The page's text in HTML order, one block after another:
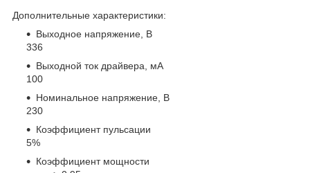
Дополнительные характеристики:
Выходное напряжение, В
336
Выходной ток драйвера, мА
100
Номинальное напряжение, В
230
Коэффициент пульсации
5%
Коэффициент мощности